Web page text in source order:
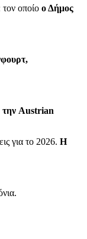
τον οποίο ο Δήμος
Austrian
για το 2026. Η